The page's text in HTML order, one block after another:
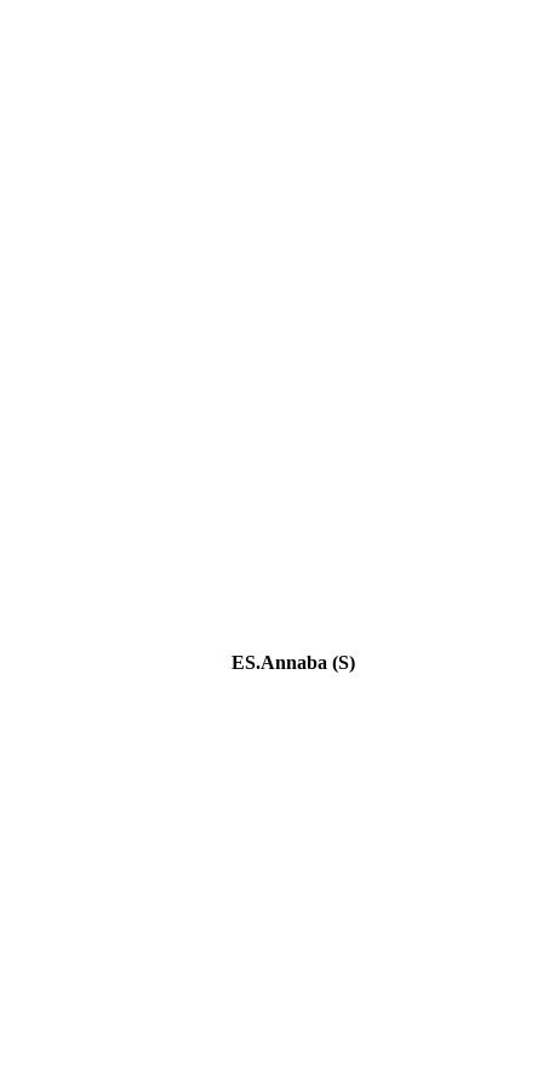
ES.Annaba (S)